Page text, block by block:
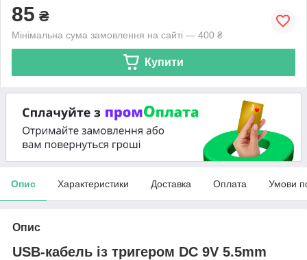
85 ₴
Мінімальна сума замовлення на сайті — 400 ₴
Купити
Опис Характеристики Доставка Оплата Умови
Опис
USB-кабель із тригером DC 9V 5.5mm